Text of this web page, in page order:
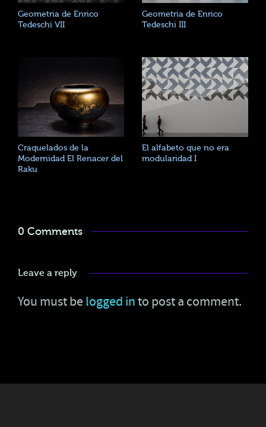
Geometria de Enrico
Tedeschi VII
Geometria de Enrico
Tedeschi III
Craquelados de la
Modernidad El Renacer del
Raku
El alfabeto que no era
modularidad I
0 Comments
Leave a reply
You must be logged into post a comment.